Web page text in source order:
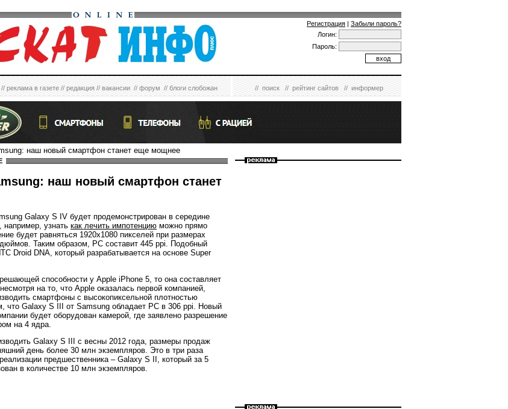
Регистрация | Забыли пароль?
Логин:
Пароль:
//реклама в газете//редакция//вакансии//форум//блоги слобожан //поиск//рейтинг сайтов//информер
наш новый смартфон станет еще мощнее
наш новый смартфон станет
Galaxy S IV будет продемонстрирован в середине
узнать как лечить импотенцию можно прямо
будет равняться 1920x1080 пикселей при размерах
Таким образом, РС составит 445 ppi. Подобный
Droid DNA, который разрабатывается на основе Super
способности у Apple iPhone 5, то она составляет
на то, что Apple оказалась первой компанией,
смартфоны с высокопиксельной плотностью
что Galaxy S III от Samsung обладает РС в 306 ppi. Новый
будет оборудован камерой, где заявлено разрешение
на 4 ядра.
Galaxy S III с весны 2012 года, размеры продаж
день более 30 млн экземпляров. Это в три раза
предшественника – Galaxy S II, который за 5
в количестве 10 млн экземпляров.